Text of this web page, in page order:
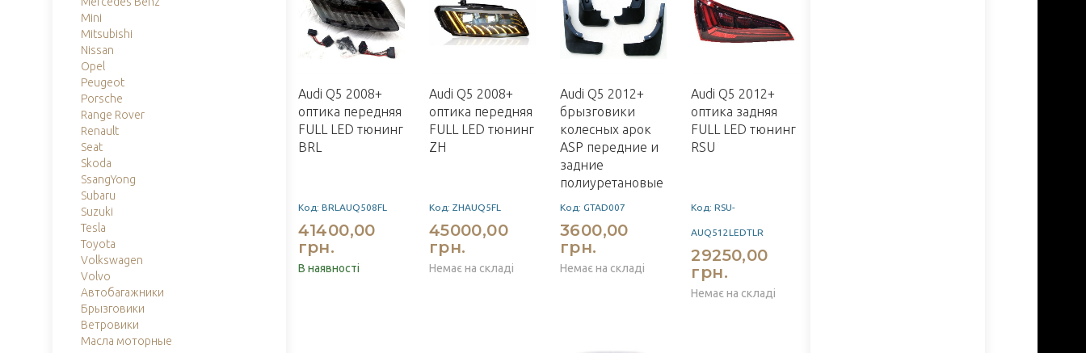
Mini
Mitsubishi
Nissan
Opel
Peugeot
Porsche
Range Rover
Renault
Seat
Skoda
SsangYong
Subaru
Suzuki
Tesla
Toyota
Volkswagen
Volvo
Автобагажники
Брызговики
Ветровики
Масла моторные
Audi Q5 2008+
оптика передняя
FULL LED тюнинг
BRL
Код: BRLAUQ508FL
41400,00
грн.
В наявності
Audi Q5 2008+
оптика передняя
FULL LED тюнинг
ZH
Код: ZHAUQ5FL
45000,00
грн.
Немає на складі
Audi Q5 2012+
брызговики
колесных арок
ASP передние и
задние
полиуретановые
Код: GTAD007
3600,00
грн.
Немає на складі
Audi Q5 2012+
оптика задняя
FULL LED тюнинг
RSU
Код: RSU-
AUQ512LEDTLR
29250,00
грн.
Немає на складі